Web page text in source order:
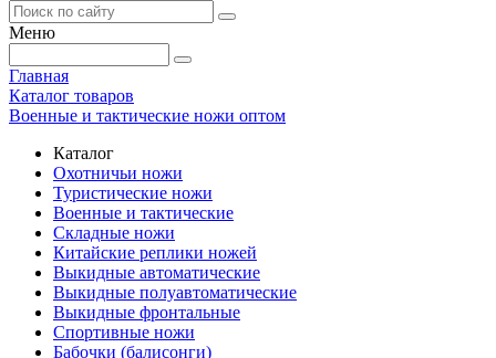
Меню
Главная
Каталог товаров
Военные и тактические ножи оптом
Каталог
Охотничьи ножи
Туристические ножи
Военные и тактические
Складные ножи
Китайские реплики ножей
Выкидные автоматические
Выкидные полуавтоматические
Выкидные фронтальные
Спортивные ножи
Бабочки (балисонги)